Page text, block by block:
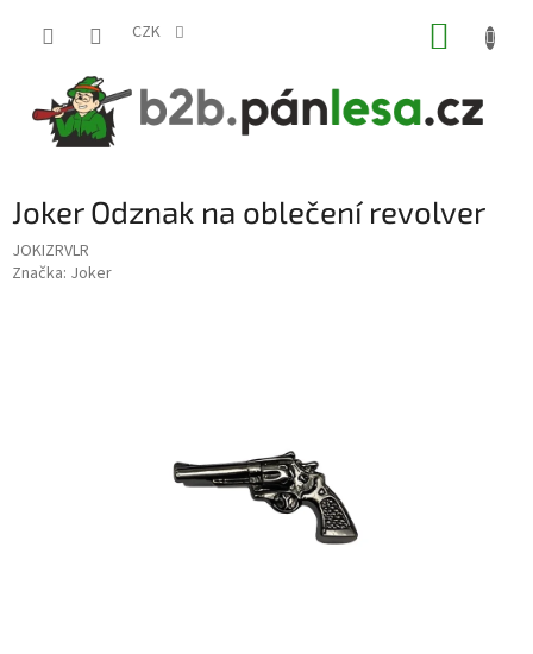
CZK
Joker Odznak na oblečení revolver
JOKIZRVLR
Značka: Joker